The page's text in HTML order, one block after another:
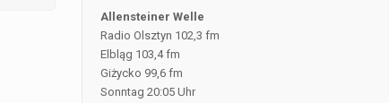
Allensteiner Welle
Radio Olsztyn 102,3 fm
Elbląg 103,4 fm
Giżycko 99,6 fm
Sonntag 20:05 Uhr